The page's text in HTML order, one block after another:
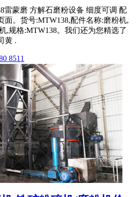
雷蒙磨 方解石磨粉设备 细度可调 配
面。货号:MTW138,配件名称:磨粉机,
,规格:MTW138。我们还为您精选了
黄 .
8511